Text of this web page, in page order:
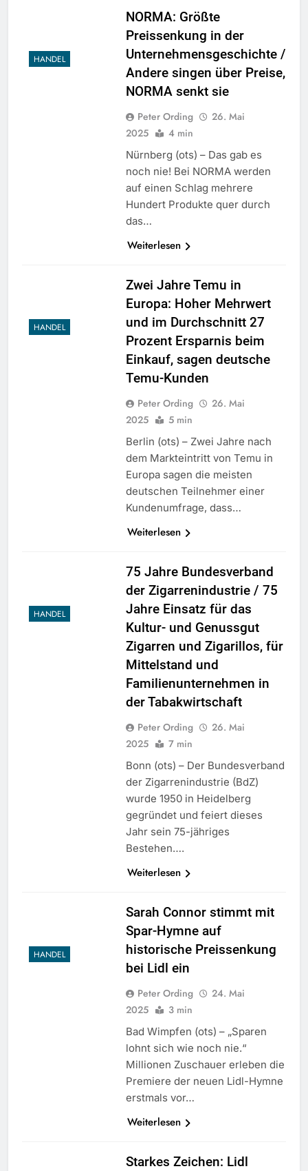
HANDEL
NORMA: Größte
Preissenkung in der
Unternehmensgeschichte /
Andere singen über Preise,
NORMA senkt sie
Peter Ording
26. Mai
2025
4 min
Nürnberg (ots) – Das gab es
noch nie! Bei NORMA werden
auf einen Schlag mehrere
Hundert Produkte quer durch
das…
Weiterlesen
HANDEL
Zwei Jahre Temu in
Europa: Hoher Mehrwert
und im Durchschnitt 27
Prozent Ersparnis beim
Einkauf, sagen deutsche
Temu-Kunden
Peter Ording
26. Mai
2025
5 min
Berlin (ots) – Zwei Jahre nach
dem Markteintritt von Temu in
Europa sagen die meisten
deutschen Teilnehmer einer
Kundenumfrage, dass…
Weiterlesen
HANDEL
75 Jahre Bundesverband
der Zigarrenindustrie / 75
Jahre Einsatz für das
Kultur- und Genussgut
Zigarren und Zigarillos, für
Mittelstand und
Familienunternehmen in
der Tabakwirtschaft
Peter Ording
26. Mai
2025
7 min
Bonn (ots) – Der Bundesverband
der Zigarrenindustrie (BdZ)
wurde 1950 in Heidelberg
gegründet und feiert dieses
Jahr sein 75-jähriges
Bestehen….
Weiterlesen
HANDEL
Sarah Connor stimmt mit
Spar-Hymne auf
historische Preissenkung
bei Lidl ein
Peter Ording
24. Mai
2025
3 min
Bad Wimpfen (ots) – „Sparen
lohnt sich wie noch nie.“
Millionen Zuschauer erleben die
Premiere der neuen Lidl-Hymne
erstmals vor…
Weiterlesen
Starkes Zeichen: Lidl